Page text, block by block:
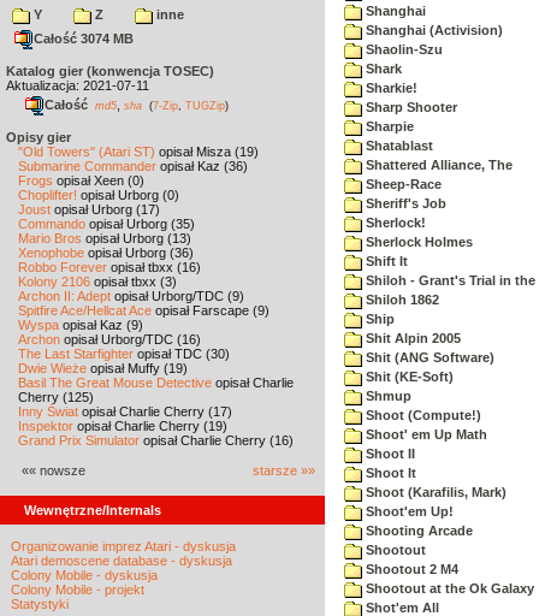
Y
Z
inne
Całość 3074 MB
Katalog gier (konwencja TOSEC)
Aktualizacja: 2021-07-11
Całość md5 sha (7-Zip TUGZip)
Opisy gier
"Old Towers" (Atari ST) opisał Misza (19)
Submarine Commander opisał Kaz (36)
Frogs opisał Xeen (0)
Choplifter! opisał Urborg (0)
Joust opisał Urborg (17)
Commando opisał Urborg (35)
Mario Bros opisał Urborg (13)
Xenophobe opisał Urborg (36)
Robbo Forever opisał tbxx (16)
Kolony 2106 opisał tbxx (3)
Archon II: Adept opisał Urborg/TDC (9)
Spitfire Ace/Hellcat Ace opisał Farscape (9)
Wyspa opisał Kaz (9)
Archon opisał Urborg/TDC (16)
The Last Starfighter opisał TDC (30)
Dwie Wieże opisał Muffy (19)
Basil The Great Mouse Detective opisał Charlie
Cherry (125)
Inny Świat opisał Charlie Cherry (17)
Inspektor opisał Charlie Cherry (19)
Grand Prix Simulator opisał Charlie Cherry (16)
«« nowsze starsze »»
Wewnętrzne/Internals
Organizowanie imprez Atari - dyskusja
Atari demoscene database - dyskusja
Colony Mobile - dyskusja
Colony Mobile - projekt
Statystyki
Shanghai
Shanghai (Activision)
Shaolin-Szu
Shark
Sharkie!
Sharp Shooter
Sharpie
Shatablast
Shattered Alliance, The
Sheep-Race
Sheriff's Job
Sherlock!
Sherlock Holmes
Shift It
Shiloh - Grant's Trial in the
Shiloh 1862
Ship
Shit Alpin 2005
Shit (ANG Software)
Shit (KE-Soft)
Shmup
Shoot (Compute!)
Shoot' em Up Math
Shoot II
Shoot It
Shoot (Karafilis, Mark)
Shoot'em Up!
Shooting Arcade
Shootout
Shootout 2 M4
Shootout at the Ok Galaxy
Shot'em All